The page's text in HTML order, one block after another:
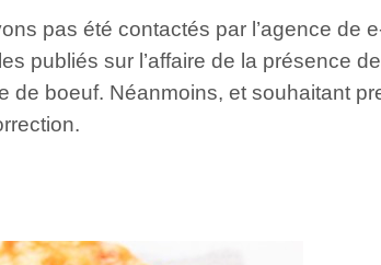
pas été contactés par l’agence
publiés sur l’affaire de la présence
boeuf. Néanmoins, et souhaitant